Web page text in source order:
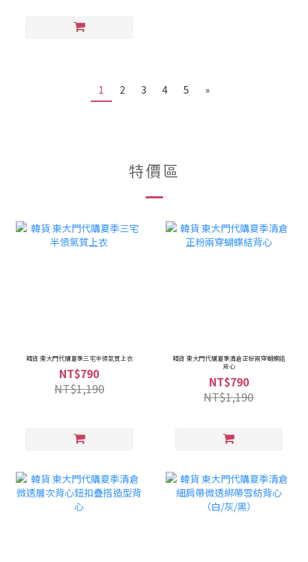
1 2 3 4 5 »
特價區
韓貨 東大門代購夏季三宅半領氣質上衣
NT$790
NT$1,190
韓貨 東大門代購夏季清倉正粉兩穿蝴蝶結
背心
NT$790
NT$1,190